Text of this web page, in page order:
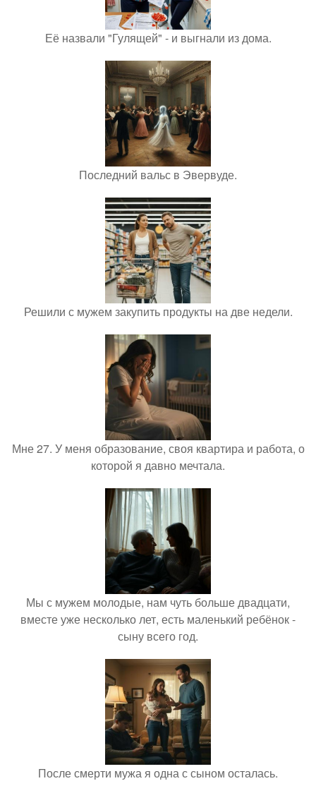
Её назвали "Гулящей" - и выгнали из дома.
Последний вальс в Эвервуде.
Решили с мужем закупить продукты на две недели.
Мне 27. У меня образование, своя квартира и работа, о
которой я давно мечтала.
Мы с мужем молодые, нам чуть больше двадцати,
вместе уже несколько лет, есть маленький ребёнок -
сыну всего год.
После смерти мужа я одна с сыном осталась.